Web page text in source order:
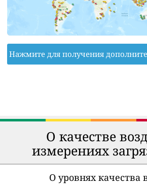
Нажмите для получения
О качестве
измерениях
О уровнях качества